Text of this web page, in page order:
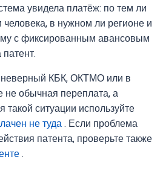
увидела платёж: по тем ли
человека, в нужном ли регионе и
с фиксированным авансовым
КБК, ОКТМО или в
не обычная переплата, а
такой ситуации используйте
не туда . Если проблема
патента, проверьте также
.